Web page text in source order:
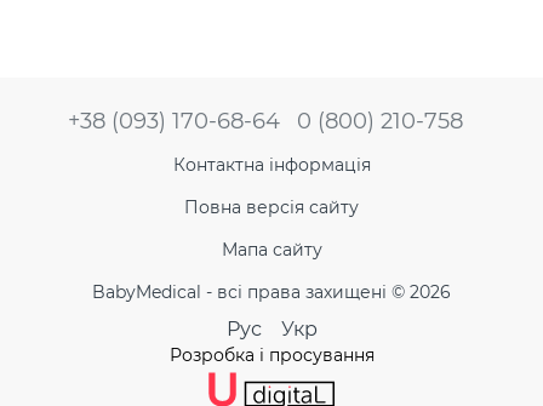
+38 (093) 170-68-64 0 (800) 210-758
Контактна інформація
Повна версія сайту
Мапа сайту
BabyMedical - всі права захищені © 2026
Рус Укр
Розробка і просування